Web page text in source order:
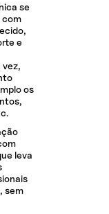
se
com
e
vez,
os
leva
sem